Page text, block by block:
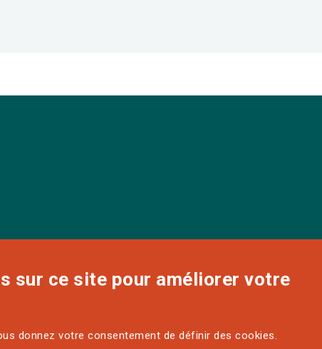
sur ce site pour améliorer votre
donnez votre consentement de définir des cookies.